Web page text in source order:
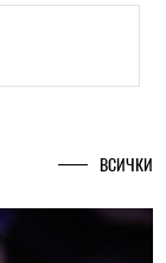
ВСИЧКИ